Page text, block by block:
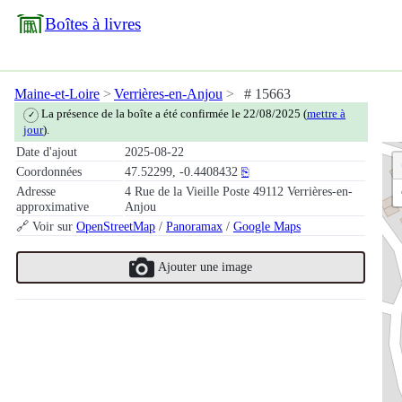
Boîtes à livres
Maine-et-Loire Verrières-en-Anjou # 15663
✓ La présence de la boîte a été confirmée le 22/08/2025 (mettre à
jour).
Date d'ajout
2025-08-22
Coordonnées
47.52299, -0.4408432 ⎘
Adresse
approximative
4 Rue de la Vieille Poste 49112 Verrières-en-
Anjou
🔗 Voir sur OpenStreetMap / Panoramax / Google Maps
Ajouter une image